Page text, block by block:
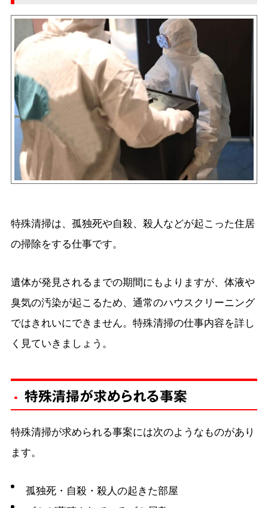
特殊清掃は、孤独死や自殺、殺人などが起こった住居
の掃除をする仕事です。
遺体が発見されるまでの期間にもよりますが、体液や
臭気の汚染が起こるため、通常のハウスクリーニング
ではきれいにできません。特殊清掃の仕事内容を詳し
く見ていきましょう。
特殊清掃が求められる事案
特殊清掃が求められる事案には次のようなものがあり
ます。
孤独死・自殺・殺人の起きた部屋